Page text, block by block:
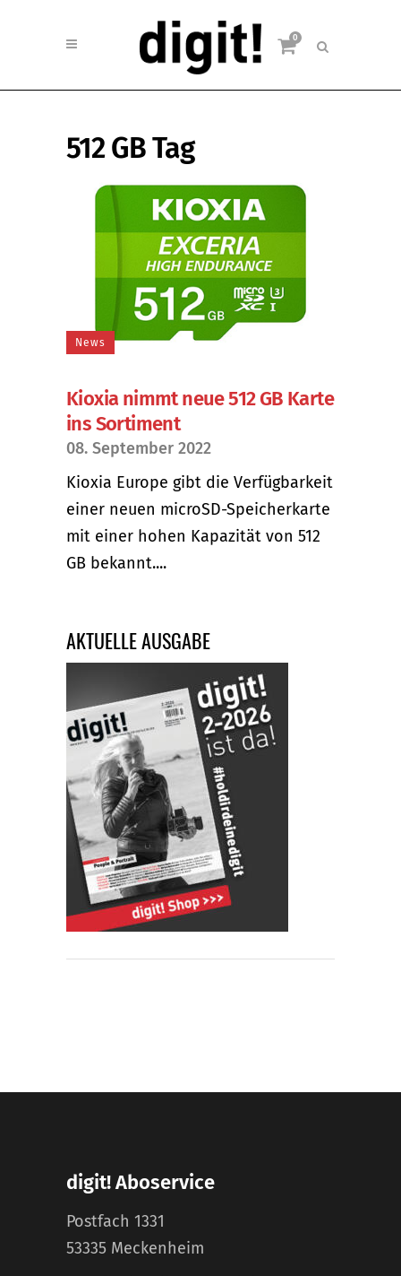
0
512 GB Tag
News
Kioxia nimmt neue 512 GB Karte
ins Sortiment
08. September 2022
Kioxia Europe gibt die Verfügbarkeit
einer neuen microSD-Speicherkarte
mit einer hohen Kapazität von 512
GB bekannt....
AKTUELLE AUSGABE
digit! Aboservice
Postfach 1331
53335 Meckenheim